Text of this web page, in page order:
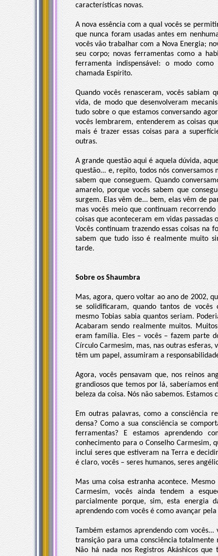
características novas.
A nova essência com a qual vocês se
que nunca foram usadas antes em
vocês vão trabalhar com a Nova Energia;
seu corpo; novas ferramentas como a
ferramenta indispensável: o modo como
chamada Espírito.
Quando vocês renasceram, vocês sabiam
vida, de modo que desenvolveram
tudo sobre o que estamos conversando
vocês lembrarem, entenderem as coisas
mais é trazer essas coisas para a
outras.
A grande questão aqui é aquela dúvida,
questão... e, repito, todos nós conversamos
sabem que conseguem. Quando
amarelo, porque vocês sabem que
surgem. Elas vêm de... bem, elas vêm de
mas vocês meio que continuam
coisas que aconteceram em vidas
Vocês continuam trazendo essas coisas na
sabem que tudo isso é realmente muito
tarde.
Sobre os Shaumbra
Mas, agora, quero voltar ao ano de 2002,
se solidificaram, quando tantos de
mesmo Tobias sabia quantos seriam.
Acabaram sendo realmente muitos.
eram família. Eles – vocês – fazem parte
Círculo Carmesim, mas, nas outras esferas,
têm um papel, assumiram a
Agora, vocês pensavam que, nos reinos
grandiosos que temos por lá, saberíamos
beleza da coisa. Nós não sabemos.
Em outras palavras, como a consciência
densa? Como a sua consciência se
ferramentas? E estamos aprendendo
conhecimento para o Conselho Carmesim,
inclui seres que estiveram na Terra e
é claro, vocês – seres humanos, seres
Mas uma coisa estranha acontece. Mesmo
Carmesim, vocês ainda tendem a
parcialmente porque, sim, esta energia
aprendendo com vocês é como avançar
Também estamos aprendendo com
transição para uma consciência totalmente
Não há nada nos Registros Akáshicos